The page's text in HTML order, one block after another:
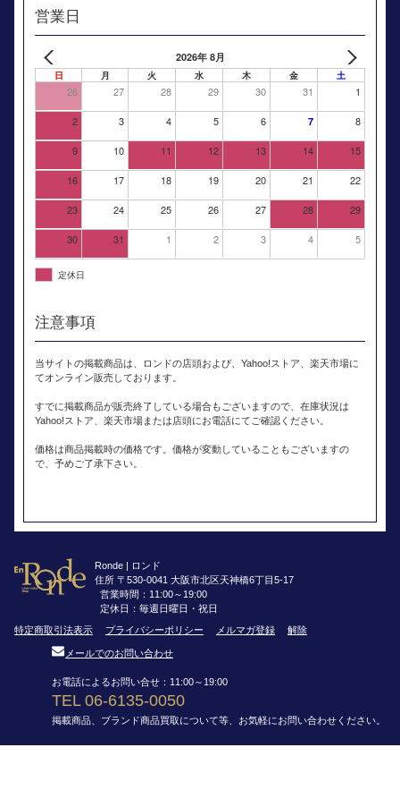
営業日
2026年 8月
日 月 火 水 木 金 土
26 27 28 29 30 31 1
2 3 4 5 6 7 8
9 10 11 12 13 14 15
16 17 18 19 20 21 22
23 24 25 26 27 28 29
30 31 1 2 3 4 5
定休日
注意事項
当サイトの掲載商品は、ロンドの店頭および、Yahoo!ストア、楽天市場に
てオンライン販売しております。
すでに掲載商品が販売終了している場合もございますので、在庫状況は
Yahoo!ストア、楽天市場または店頭にお電話にてご確認ください。
価格は商品掲載時の価格です。価格が変動していることもございますの
で、予めご了承下さい。
Ronde | ロンド
住所 〒530-0041 大阪市北区天神橋6丁目5-17
営業時間：11:00～19:00
定休日：毎週日曜日・祝日
特定商取引法表示
プライバシーポリシー メルマガ登録 解除
メールでのお問い合わせ
お電話によるお問い合せ：11:00～19:00
TEL 06-6135-0050
掲載商品、ブランド商品買取について等、お気軽にお問い合わせください。